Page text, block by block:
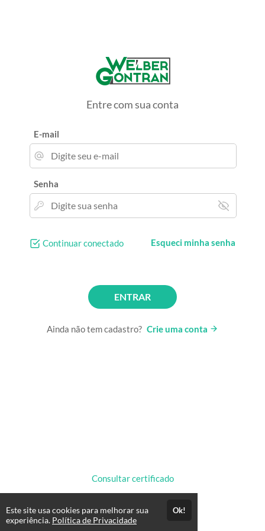
Entre com sua conta
E-mail
Senha
Continuar conectado Esqueci minha senha
ENTRAR
Ainda não tem cadastro? Crie uma conta
Consultar certificado
Este site usa cookies para melhorar sua
experiência. Política de Privacidade
Ok!